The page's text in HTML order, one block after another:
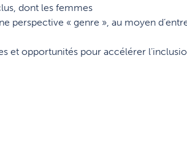
dont les femmes
perspective « genre », au moyen
et opportunités pour accélérer